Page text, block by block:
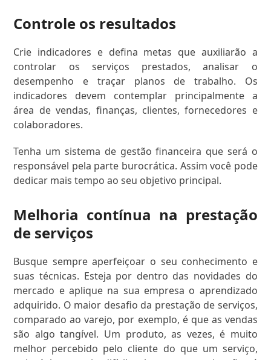
Controle os resultados
Crie indicadores e defina metas que auxiliarão a
controlar os serviços prestados, analisar o
desempenho e traçar planos de trabalho. Os
indicadores devem contemplar principalmente a
área de vendas, finanças, clientes, fornecedores e
colaboradores.
Tenha um sistema de gestão financeira que será o
responsável pela parte burocrática. Assim você pode
dedicar mais tempo ao seu objetivo principal.
Melhoria contínua na prestação
de serviços
Busque sempre aperfeiçoar o seu conhecimento e
suas técnicas. Esteja por dentro das novidades do
mercado e aplique na sua empresa o aprendizado
adquirido. O maior desafio da prestação de serviços,
comparado ao varejo, por exemplo, é que as vendas
são algo tangível. Um produto, as vezes, é muito
melhor percebido pelo cliente do que um serviço,